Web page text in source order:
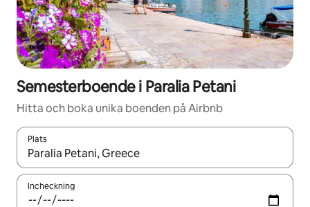
Semesterboende i Paralia Petani
Hitta och boka unika boenden på Airbnb
Plats
När resultaten är tillgängliga kan du navigera med upp- och
Incheckning